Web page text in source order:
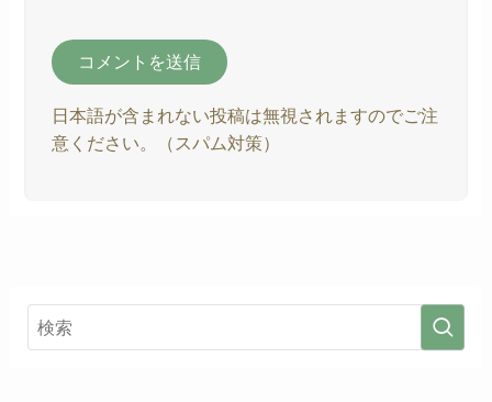
日本語が含まれない投稿は無視されますのでご注
意ください。（スパム対策）